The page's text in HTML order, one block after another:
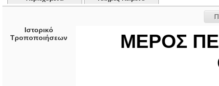
Ιστορικό
Τροποποιήσεων
ΜΕΡΟΣ